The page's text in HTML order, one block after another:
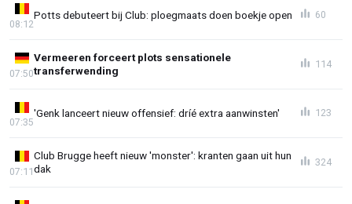
Potts debuteert bij Club: ploegmaats doen boekje open
08:12
60
Vermeeren forceert plots sensationele
transferwending
07:50
114
'Genk lanceert nieuw offensief: dríé extra aanwinsten'
07:35
123
Club Brugge heeft nieuw 'monster': kranten gaan uit hun
dak
07:11
324